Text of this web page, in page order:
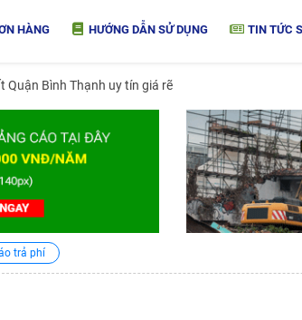
HÀNG HƯỚNG DẪN SỬ DỤNG TIN TỨC
Quận Bình Thạnh uy tín giá rẽ
trả phí